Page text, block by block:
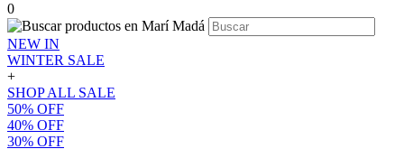
0
NEW IN
WINTER SALE
+
SHOP ALL SALE
50% OFF
40% OFF
30% OFF